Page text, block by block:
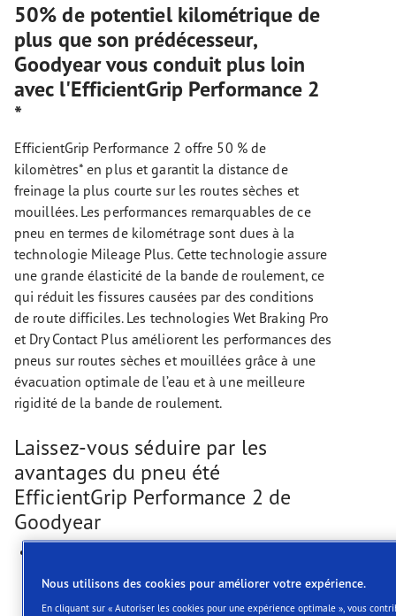
50% de potentiel kilométrique de
plus que son prédécesseur,
Goodyear vous conduit plus loin
avec l'EfficientGrip Performance 2
*
EfficientGrip Performance 2 offre 50 % de
kilomètres* en plus et garantit la distance de
freinage la plus courte sur les routes sèches et
mouillées. Les performances remarquables de ce
pneu en termes de kilométrage sont dues à la
technologie Mileage Plus. Cette technologie assure
une grande élasticité de la bande de roulement, ce
qui réduit les fissures causées par des conditions
de route difficiles. Les technologies Wet Braking Pro
et Dry Contact Plus améliorent les performances des
pneus sur routes sèches et mouillées grâce à une
évacuation optimale de l’eau et à une meilleure
rigidité de la bande de roulement.
Laissez-vous séduire par les
avantages du pneu été
EfficientGrip Performance 2 de
Goodyear
Nous utilisons des cookies pour améliorer votre expérience.
En cliquant sur « Autoriser les cookies pour une expérience optimale », vous